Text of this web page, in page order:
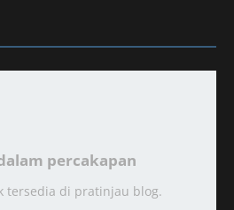
percakapan
tersedia di pratinjau blog.